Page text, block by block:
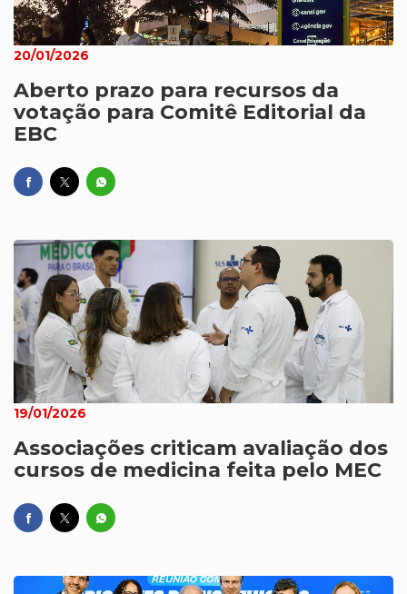
20/01/2026
Aberto prazo para recursos da
votação para Comitê Editorial da
EBC
19/01/2026
Associações criticam avaliação dos
cursos de medicina feita pelo MEC